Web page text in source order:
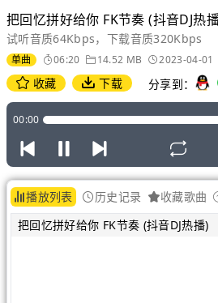
把回忆拼好给你 FK节奏 (抖音DJ热
试听音质64Kbps，下载音质320Kbps
单曲 06:20 14.52 MB 2023-04-01
收藏 下载 分享到：
00:00
播放列表 历史记录 收藏歌曲
把回忆拼好给你 FK节奏 (抖音DJ热播)